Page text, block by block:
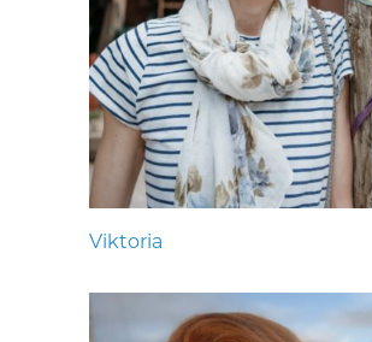
Viktoria